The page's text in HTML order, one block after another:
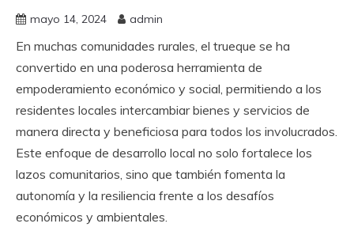
mayo 14, 2024 admin
En muchas comunidades rurales, el trueque se ha
convertido en una poderosa herramienta de
empoderamiento económico y social, permitiendo a los
residentes locales intercambiar bienes y servicios de
manera directa y beneficiosa para todos los involucrados.
Este enfoque de desarrollo local no solo fortalece los
lazos comunitarios, sino que también fomenta la
autonomía y la resiliencia frente a los desafíos
económicos y ambientales.